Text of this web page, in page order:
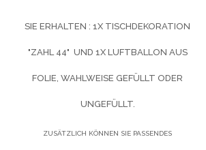
SIE ERHALTEN : 1X TISCHDEKORATION
"ZAHL 44" UND 1X LUFTBALLON AUS
FOLIE, WAHLWEISE GEFÜLLT ODER
UNGEFÜLLT.
ZUSÄTZLICH KÖNNEN SIE PASSENDES